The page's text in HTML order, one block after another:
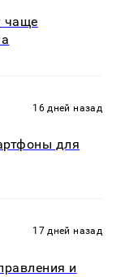
чаще
16 дней назад
для
17 дней назад
и